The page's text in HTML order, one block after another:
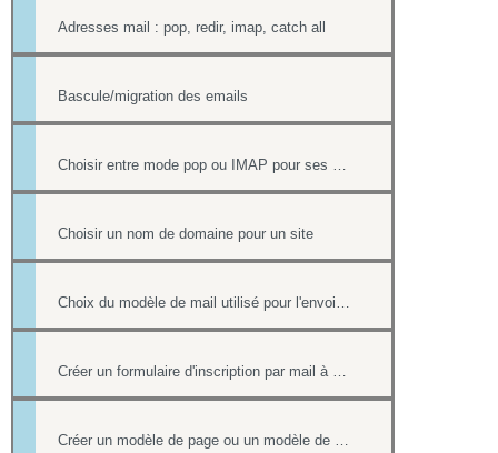
Adresses mail : pop, redir, imap, catch all
Bascule/migration des emails
Choisir entre mode pop ou IMAP pour ses mails
Choisir un nom de domaine pour un site
Choix du modèle de mail utilisé pour l'envoi des factures
Créer un formulaire d'inscription par mail à un événement
Créer un modèle de page ou un modèle de mailing